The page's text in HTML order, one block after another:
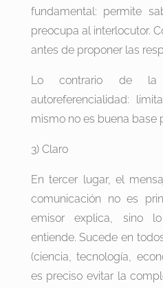
fundamental: permite
preocupa al interlocutor.
antes de proponer las
Lo contrario de
autoreferencialidad:
mismo no es buena base
3) Claro
En tercer lugar, el
comunicación no es
emisor explica, sino
entiende. Sucede en
(ciencia, tecnología,
es preciso evitar la